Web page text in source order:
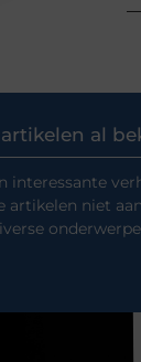
al
interessante
artikelen niet